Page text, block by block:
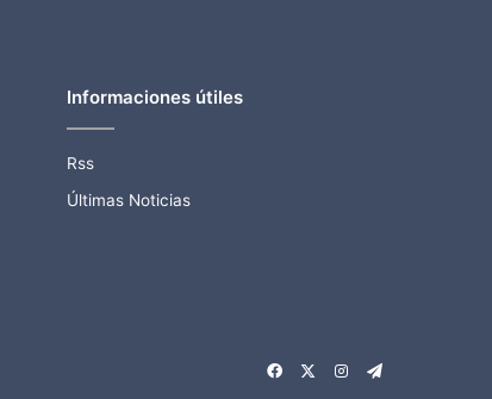
Informaciones útiles
Rss
Últimas Noticias
Facebook
X InstagramTelegram